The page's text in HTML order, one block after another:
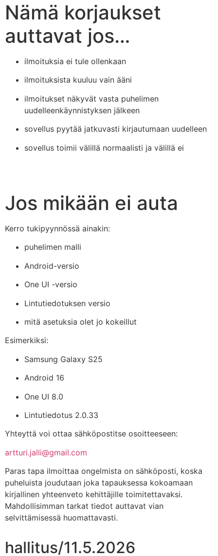
Nämä korjaukset
auttavat jos…
ilmoituksia ei tule ollenkaan
ilmoituksista kuuluu vain ääni
ilmoitukset näkyvät vasta puhelimen
uudelleenkäynnistyksen jälkeen
sovellus pyytää jatkuvasti kirjautumaan uudelleen
sovellus toimii välillä normaalisti ja välillä ei
Jos mikään ei auta
Kerro tukipyynnössä ainakin:
puhelimen malli
Android-versio
One UI -versio
Lintutiedotuksen versio
mitä asetuksia olet jo kokeillut
Esimerkiksi:
Samsung Galaxy S25
Android 16
One UI 8.0
Lintutiedotus 2.0.33
Yhteyttä voi ottaa sähköpostitse osoitteeseen:
artturi.jalli@gmail.com
Paras tapa ilmoittaa ongelmista on sähköposti, koska
puheluista joudutaan joka tapauksessa kokoamaan
kirjallinen yhteenveto kehittäjille toimitettavaksi.
Mahdollisimman tarkat tiedot auttavat vian
selvittämisessä huomattavasti.
hallitus/11.5.2026